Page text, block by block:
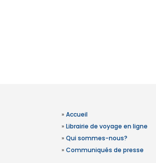
» Accueil
» Librairie de voyage en ligne
» Qui sommes-nous?
» Communiqués de presse